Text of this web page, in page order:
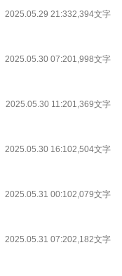
2025.05.29 21:332,394文字
2025.05.30 07:201,998文字
2025.05.30 11:201,369文字
2025.05.30 16:102,504文字
2025.05.31 00:102,079文字
2025.05.31 07:202,182文字